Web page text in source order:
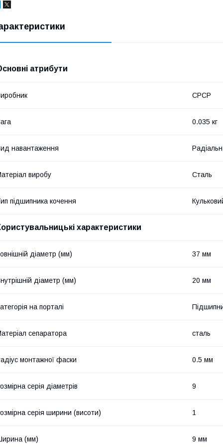
атрибути
СРСР
0.035 кг
навантаження
виробу Сталь
підшипника кочення
характеристики
діаметр (мм) 37 мм
діаметр (мм) 20 мм
на порталі
сепаратора сталь
монтажної фаски 0.5 мм
серія діаметрів 9
серія ширини (висоти) 1
(мм) 9 мм